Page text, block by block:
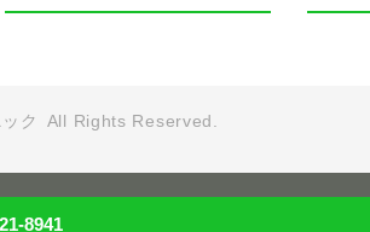
8941
ク All Rights Reserved.